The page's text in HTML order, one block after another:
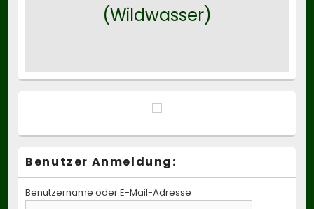
(Wildwasser)
Benutzer Anmeldung:
Benutzername oder E-Mail-Adresse